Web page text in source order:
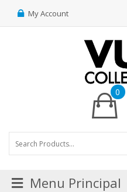
My Account
0
Menu Principal